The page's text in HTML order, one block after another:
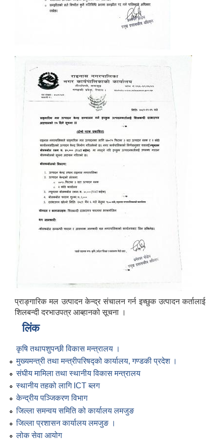
प्राङ्गारिक मल उत्पादन केन्द्र संचालन गर्न इच्छुक उत्पादन कर्तालाई
शिलबन्दी दरभाउपत्र आब्हानको सूचना ।
लिंक
कृषि तथापशुपन्छी विकास मन्त्रालय ।
मुख्यमन्त्री तथा मन्त्रीपरिषद्को कार्यालय, गण्डकी प्रदेश ।
संघीय मामिला तथा स्थानीय विकास मन्त्रालय
स्थानीय तहको लागि ICT ब्लग
केन्द्रीय पञ्जिकरण विभाग
जिल्ला समन्वय समिति को कार्यालय लमजुङ
जिल्ला प्रशासन कार्यालय लमजुङ ।
लोक सेवा आयोग